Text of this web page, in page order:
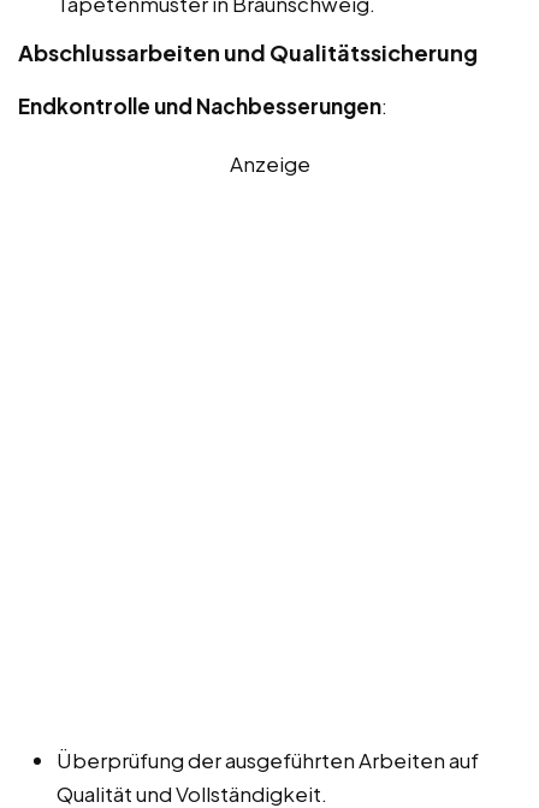
Abschlussarbeiten und Qualitätssicherung
Endkontrolle und Nachbesserungen:
Anzeige
Überprüfung der ausgeführten Arbeiten auf
Qualität und Vollständigkeit.